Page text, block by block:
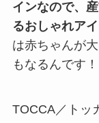
インなので、
るおしゃれア
は赤ちゃんが
もなるんです！
TOCCA／トッ